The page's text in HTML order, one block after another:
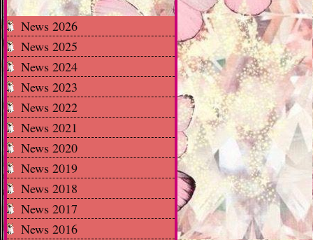
News 2026
News 2025
News 2024
News 2023
News 2022
News 2021
News 2020
News 2019
News 2018
News 2017
News 2016